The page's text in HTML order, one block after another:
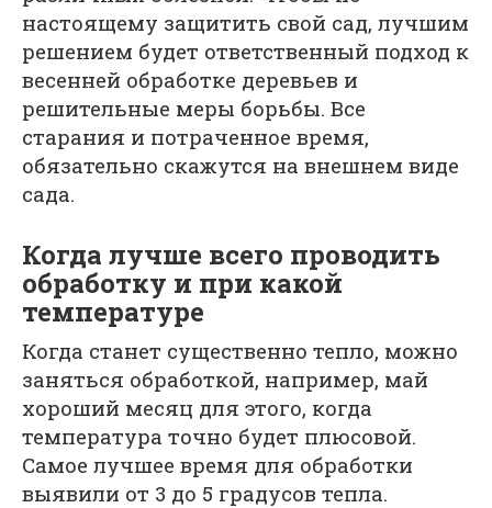
настоящему защитить свой сад, лучшим
решением будет ответственный подход к
весенней обработке деревьев и
решительные меры борьбы. Все
старания и потраченное время,
обязательно скажутся на внешнем виде
сада.
Когда лучше всего проводить
обработку и при какой
температуре
Когда станет существенно тепло, можно
заняться обработкой, например, май
хороший месяц для этого, когда
температура точно будет плюсовой.
Самое лучшее время для обработки
выявили от 3 до 5 градусов тепла.